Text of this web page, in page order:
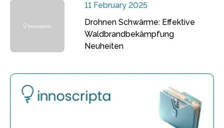
11 February 2025
Drohnen Schwärme: Effektive
Waldbrandbekämpfung
Neuheiten